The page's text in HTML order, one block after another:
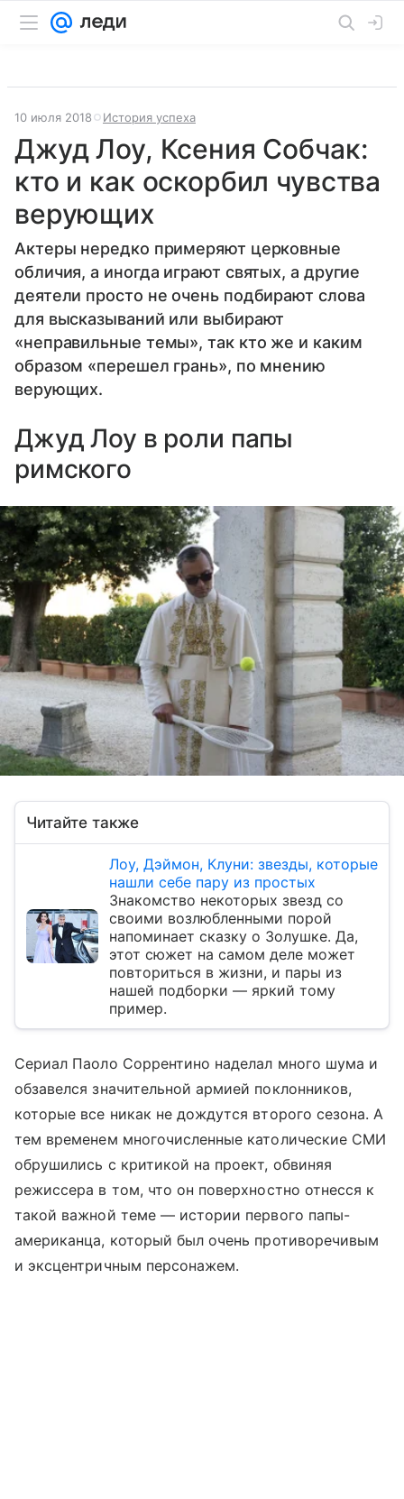
10 июля 2018 История успеха
Джуд Лоу, Ксения Собчак:
кто и как оскорбил чувства
верующих
Актеры нередко примеряют церковные
обличия, а иногда играют святых, а другие
деятели просто не очень подбирают слова
для высказываний или выбирают
«неправильные темы», так кто же и каким
образом «перешел грань», по мнению
верующих.
Джуд Лоу в роли папы
римского
Читайте также
Лоу, Дэймон, Клуни: звезды, которые
нашли себе пару из простых
Знакомство некоторых звезд со
своими возлюбленными порой
напоминает сказку о Золушке. Да,
этот сюжет на самом деле может
повториться в жизни, и пары из
нашей подборки — яркий тому
пример.
Сериал Паоло Соррентино наделал много шума и
обзавелся значительной армией поклонников,
которые все никак не дождутся второго сезона. А
тем временем многочисленные католические СМИ
обрушились с критикой на проект, обвиняя
режиссера в том, что он поверхностно отнесся к
такой важной теме — истории первого папы-
американца, который был очень противоречивым
и эксцентричным персонажем.